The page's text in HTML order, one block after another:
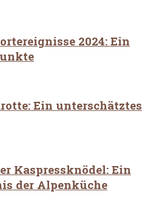
2024: Ein
Ein unterschätztes
Kaspressknödel: Ein
der Alpenküche